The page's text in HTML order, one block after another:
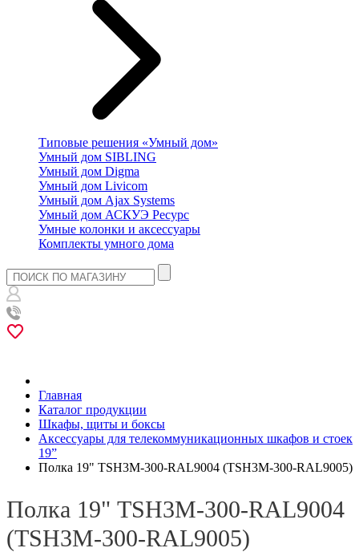
Типовые решения «Умный дом»
Умный дом SIBLING
Умный дом Digma
Умный дом Livicom
Умный дом Ajax Systems
Умный дом АСКУЭ Ресурс
Умные колонки и аксессуары
Комплекты умного дома
Главная
Каталог продукции
Шкафы, щиты и боксы
Аксессуары для телекоммуникационных шкафов и стоек
19”
Полка 19" TSH3M-300-RAL9004 (TSH3M-300-RAL9005)
Полка 19" TSH3M-300-RAL9004
(TSH3M-300-RAL9005)